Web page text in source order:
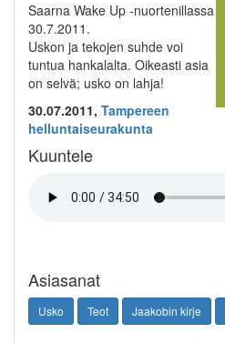
Saarna Wake Up -nuortenillassa
30.7.2011.
Uskon ja tekojen suhde voi
tuntua hankalalta. Oikeasti asia
on selvä; usko on lahja!
30.07.2011, Tampereen
helluntaiseurakunta
Kuuntele
Asiasanat
Usko Teot Jaakobin kirje